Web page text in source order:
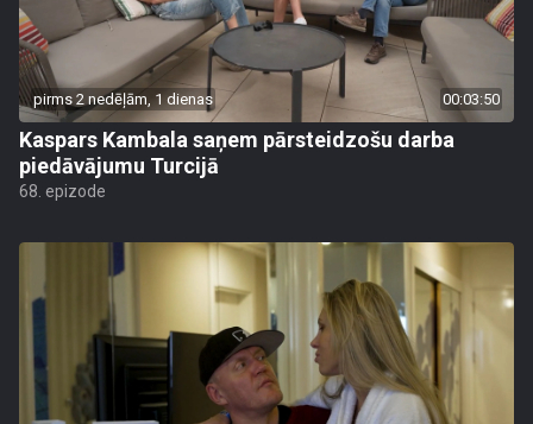
pirms 2 nedēļām, 1 dienas 00:03:50
Kaspars Kambala saņem pārsteidzošu darba
piedāvājumu Turcijā
68. epizode